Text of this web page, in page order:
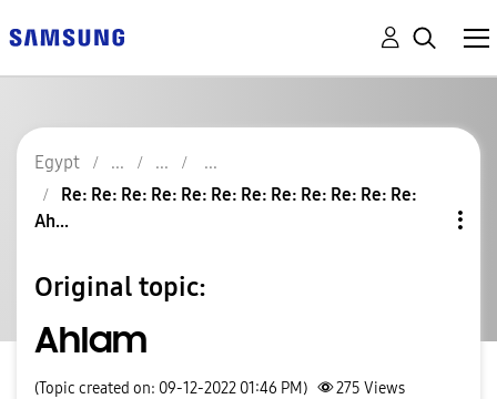
Egypt
Re: Re: Re: Re: Re: Re: Re: Re: Re: Re: Re: Re:
Ah...
Original topic:
Ahlam
(Topic created on: 09-12-2022 01:46 PM) 275 Views